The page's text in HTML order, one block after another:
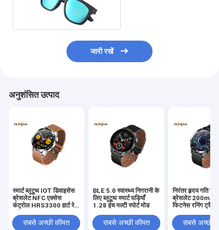
जारी रखें
अनुशंसित उत्पाद
स्मार्ट ब्लूटूथ IOT डिवाइसेस
ब्रेसलेट NFC एक्सेस
कंट्रोल HRS3300 हार्ट रेट
सबसे अच्छी कीमत
BLE 5.0 स्वास्थ्य निगरानी के
लिए ब्लूटूथ स्मार्ट घड़ियाँ
1.28 इंच मल्टी स्पोर्ट मोड
सबसे अच्छी कीमत
निरंतर हृदय गति
ब्रेसलेट 200mAH
फिटनेस रनिंग ट्रैक
सबसे अच्छी